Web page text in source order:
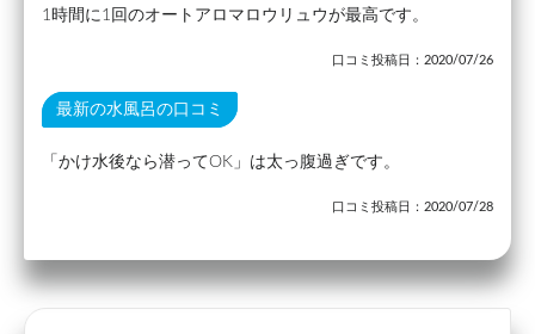
1時間に1回のオートアロマロウリュウが最高です。
口コミ投稿日：2020/07/26
最新の水風呂の口コミ
「かけ水後なら潜ってOK」は太っ腹過ぎです。
口コミ投稿日：2020/07/28